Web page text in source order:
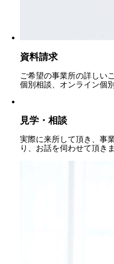
資料請求
ご希望の事業所の詳しい
個別相談、オンライン個
見学・相談
実際に来所して頂き、事
り、お話を伺わせて頂き